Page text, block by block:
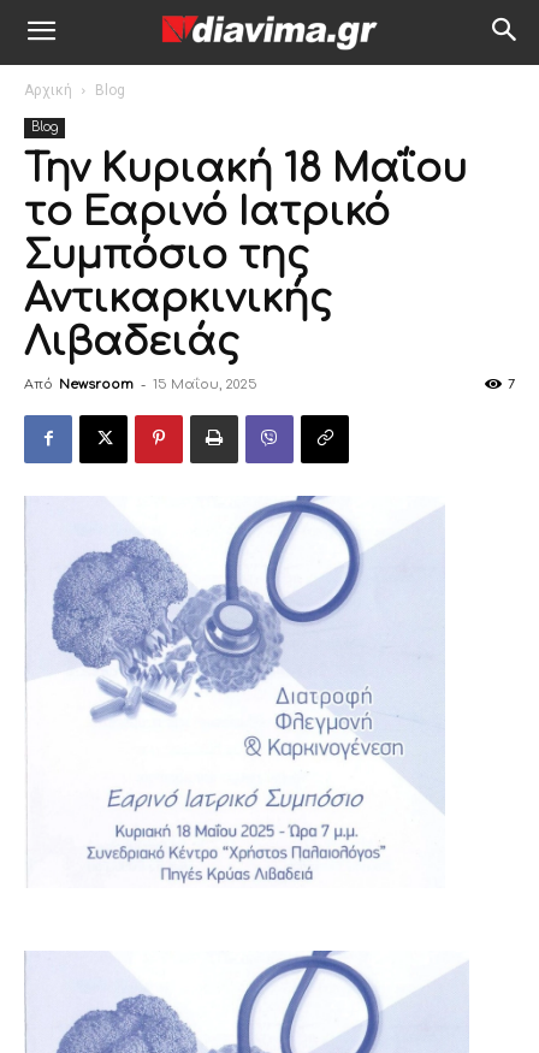
Αρχική Blog
Blog
Την Κυριακή 18 Μαΐου
το Εαρινό Ιατρικό
Συμπόσιο της
Αντικαρκινικής
Λιβαδειάς
Από Newsroom - 15 Μαΐου, 2025 7